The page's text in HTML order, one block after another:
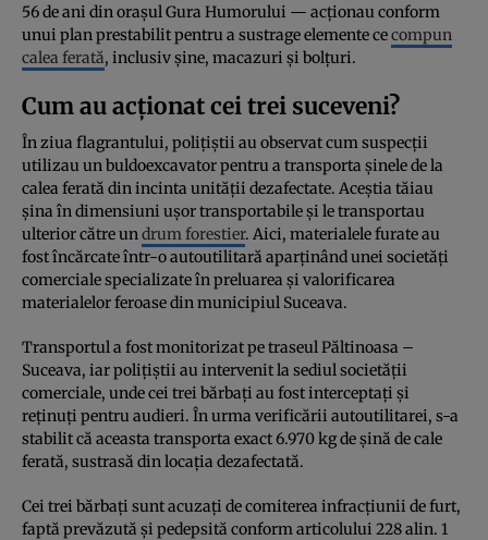
56 de ani din orașul Gura Humorului — acționau conform
unui plan prestabilit pentru a sustrage elemente cecompun
calea ferată, inclusiv șine, macazuri și bolțuri.
Cum au acționat cei trei suceveni?
În ziua flagrantului, polițiștii au observat cum suspecții
utilizau un buldoexcavator pentru a transporta șinele de la
calea ferată din incinta unității dezafectate. Aceștia tăiau
șina în dimensiuni ușor transportabile și le transportau
ulterior către undrum forestier. Aici, materialele furate au
fost încărcate într-o autoutilitară aparținând unei societăți
comerciale specializate în preluarea și valorificarea
materialelor feroase din municipiul Suceava.
Transportul a fost monitorizat pe traseul Păltinoasa –
Suceava, iar polițiștii au intervenit la sediul societății
comerciale, unde cei trei bărbați au fost interceptați și
reținuți pentru audieri. În urma verificării autoutilitarei, s-a
stabilit că aceasta transporta exact 6.970 kg de șină de cale
ferată, sustrasă din locația dezafectată.
Cei trei bărbați sunt acuzați de comiterea infracțiunii de furt,
faptă prevăzută și pedepsită conform articolului 228 alin. 1